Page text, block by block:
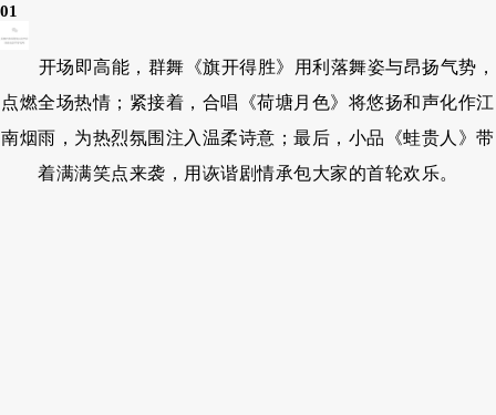
01
开场即高能，群舞《旗开得胜》用利落舞姿与昂扬气势，
点燃全场热情；紧接着，合唱《荷塘月色》将悠扬和声化作江
南烟雨，为热烈氛围注入温柔诗意；最后，小品《蛙贵人》带
着满满笑点来袭，用诙谐剧情承包大家的首轮欢乐。